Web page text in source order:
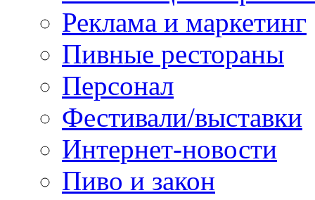
Реклама и маркетинг
Пивные рестораны
Персонал
Фестивали/выставки
Интернет-новости
Пиво и закон